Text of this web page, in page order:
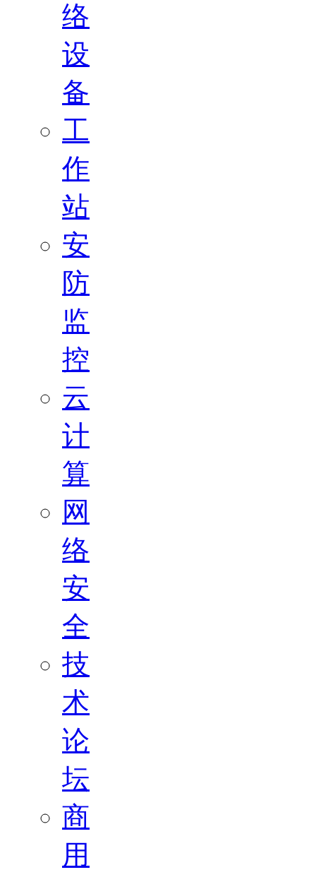
络
设
备
工
作
站
安
防
监
控
云
计
算
网
络
安
全
技
术
论
坛
商
用